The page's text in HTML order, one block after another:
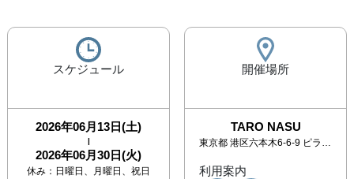
スケジュール
2026年06月13日(土)
|
2026年06月30日(火)
休み： 日曜日、月曜日、祝日
開催場所
TARO NASU
東京都 港区六本木6-6-9 ピラミデビル4F
利用案内